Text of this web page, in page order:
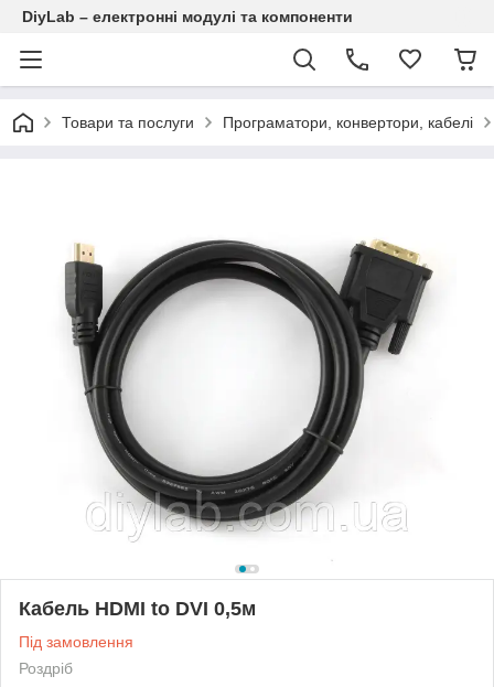
DiyLab – електронні модулі та компоненти
Товари та послуги Програматори, конвертори, кабелі
Кабель HDMI to DVI 0,5м
Під замовлення
Роздріб